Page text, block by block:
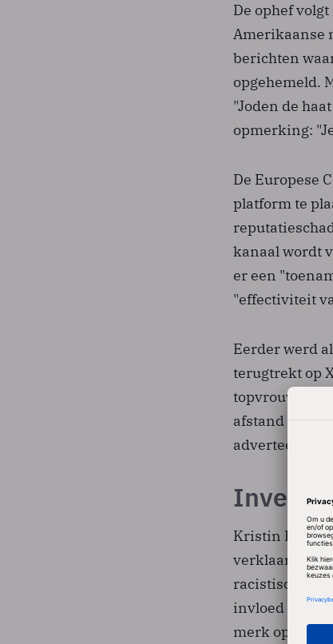
De ophef
Amerikaanse
berichten
opgehemeld.
"Joden de
opmerking:
De Europese
platform te
kanaal wordt
er een
"effectiviteit
Eerder werd
terugtrekt op
topvrouw
afstand van
adverteerders
Kristin Hull,
verklaart
racistische en
invloed op het
merk op de